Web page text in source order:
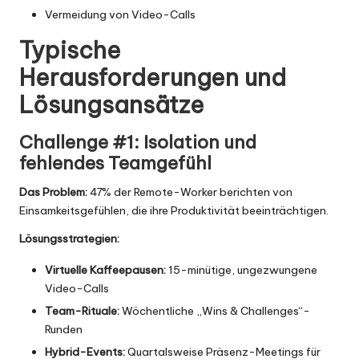
Vermeidung von Video-Calls
Typische
Herausforderungen und
Lösungsansätze
Challenge #1: Isolation und
fehlendes Teamgefühl
Das Problem:47% der Remote-Worker berichten von
Einsamkeitsgefühlen, die ihre Produktivität beeinträchtigen.
Lösungsstrategien:
Virtuelle Kaffeepausen: 15-minütige, ungezwungene
Video-Calls
Team-Rituale:Wöchentliche „Wins & Challenges“-
Runden
Hybrid-Events:Quartalsweise Präsenz-Meetings für